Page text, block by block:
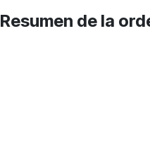
Resumen de la